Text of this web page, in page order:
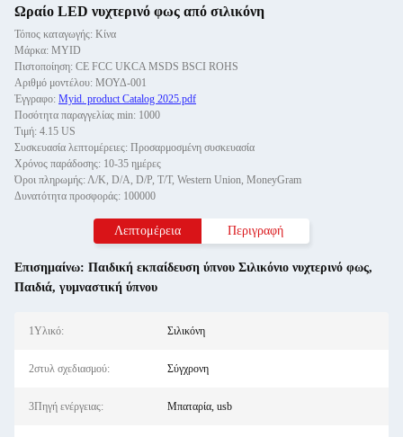
Ωραίο LED νυχτερινό φως από σιλικόνη
Τόπος καταγωγής: Κίνα
Μάρκα: MYID
Πιστοποίηση: CE FCC UKCA MSDS BSCI ROHS
Αριθμό μοντέλου: ΜΟΥΔ-001
Έγγραφο: Myid. product Catalog 2025.pdf
Ποσότητα παραγγελίας min: 1000
Τιμή: 4.15 US
Συσκευασία λεπτομέρειες: Προσαρμοσμένη συσκευασία
Χρόνος παράδοσης: 10-35 ημέρες
Όροι πληρωμής: Λ/Κ, D/A, D/P, T/T, Western Union, MoneyGram
Δυνατότητα προσφοράς: 100000
Λεπτομέρεια Περιγραφή
Επισημαίνω: Παιδική εκπαίδευση ύπνου Σιλικόνιο νυχτερινό φως,
Παιδιά, γυμναστική ύπνου
1Υλικό: Σιλικόνη
2στυλ σχεδιασμού: Σύγχρονη
3Πηγή ενέργειας: Μπαταρία, usb